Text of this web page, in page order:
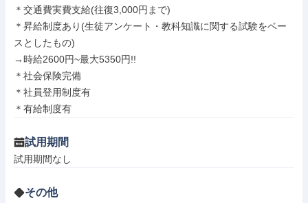
＊交通費実費支給(往復3,000円まで)
＊昇給制度あり(生徒アンケート・教科知識に関する試験をベー
スとしたもの)
→時給2600円~最大5350円!!
＊社会保険完備
＊社員登用制度有
＊有給制度有
試用期間
試用期間なし
その他